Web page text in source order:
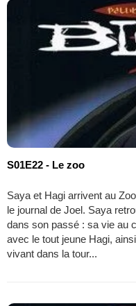
S01E22 - Le zoo
Saya et Hagi arrivent au
le journal de Joel. Saya
dans son passé : sa vie au
avec le tout jeune Hagi,
vivant dans la tour...